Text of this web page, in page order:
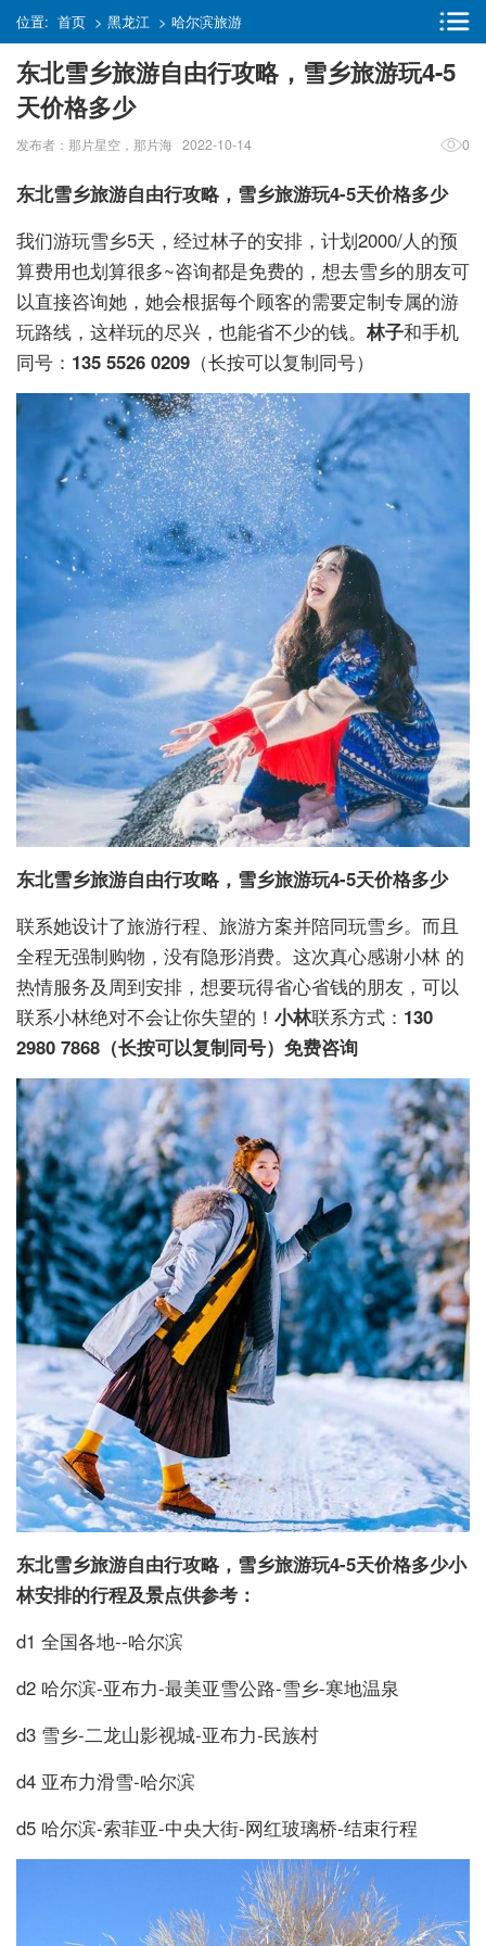
位置: 首页 > 黑龙江 > 哈尔滨旅游
东北雪乡旅游自由行攻略，雪乡旅游玩4-5
天价格多少
发布者：那片星空，那片海 2022-10-14 0
东北雪乡旅游自由行攻略，雪乡旅游玩4-5天价格多少
我们游玩雪乡5天，经过林子的安排，计划2000/人的预
算费用也划算很多~咨询都是免费的，想去雪乡的朋友可
以直接咨询她，她会根据每个顾客的需要定制专属的游
玩路线，这样玩的尽兴，也能省不少的钱。 林子和手机
同号： 135 5526 0209 （长按可以复制同号）
东北雪乡旅游自由行攻略，雪乡旅游玩4-5天价格多少
联系她设计了旅游行程、旅游方案并陪同玩雪乡。而且
全程无强制购物，没有隐形消费。这次真心感谢小林 的
热情服务及周到安排，想要玩得省心省钱的朋友，可以
联系小林绝对不会让你失望的！ 小林联系方式： 130
2980 7868（长按可以复制同号）免费咨询
东北雪乡旅游自由行攻略，雪乡旅游玩4-5天价格多少小
林安排的行程及景点供参考：
d1 全国各地--哈尔滨
d2 哈尔滨-亚布力-最美亚雪公路-雪乡-寒地温泉
d3 雪乡-二龙山影视城-亚布力-民族村
d4 亚布力滑雪-哈尔滨
d5 哈尔滨-索菲亚-中央大街-网红玻璃桥-结束行程